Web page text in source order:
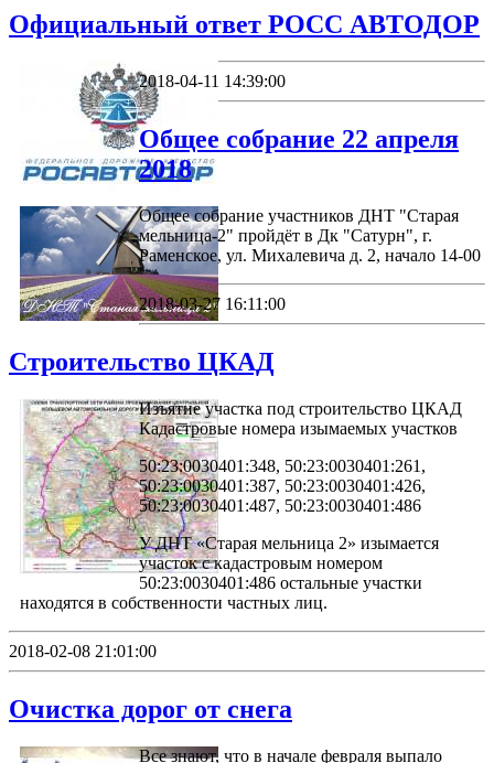
Официальный ответ РОСС АВТОДОР
2018-04-11 14:39:00
Общее собрание 22 апреля
2018
Общее собрание участников ДНТ "Старая
мельница-2" пройдёт в Дк "Сатурн", г.
Раменское, ул. Михалевича д. 2, начало 14-00
2018-03-27 16:11:00
Строительство ЦКАД
Изъятие участка под строительство ЦКАД
Кадастровые номера изымаемых участков
50:23:0030401:348, 50:23:0030401:261,
50:23:0030401:387, 50:23:0030401:426,
50:23:0030401:487, 50:23:0030401:486
У ДНТ «Старая мельница 2» изымается
участок с кадастровым номером
50:23:0030401:486 остальные участки
находятся в собственности частных лиц.
2018-02-08 21:01:00
Очистка дорог от снега
Все знают, что в начале февраля выпало